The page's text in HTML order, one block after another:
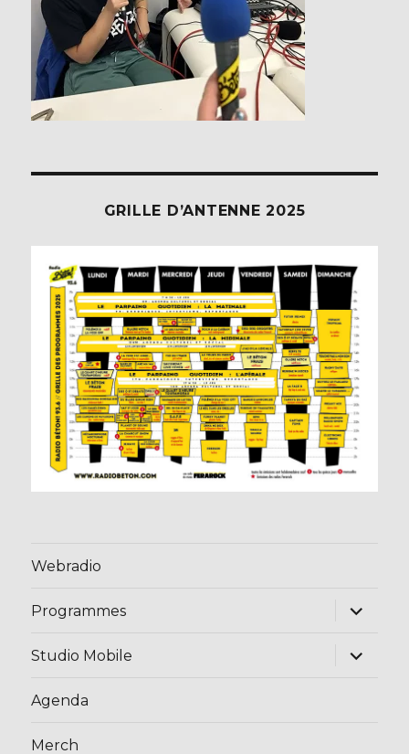
GRILLE D’ANTENNE 2025
Webradio
Programmes
ouvrir
menu
Studio Mobile
ouvrir
Agenda
Merch